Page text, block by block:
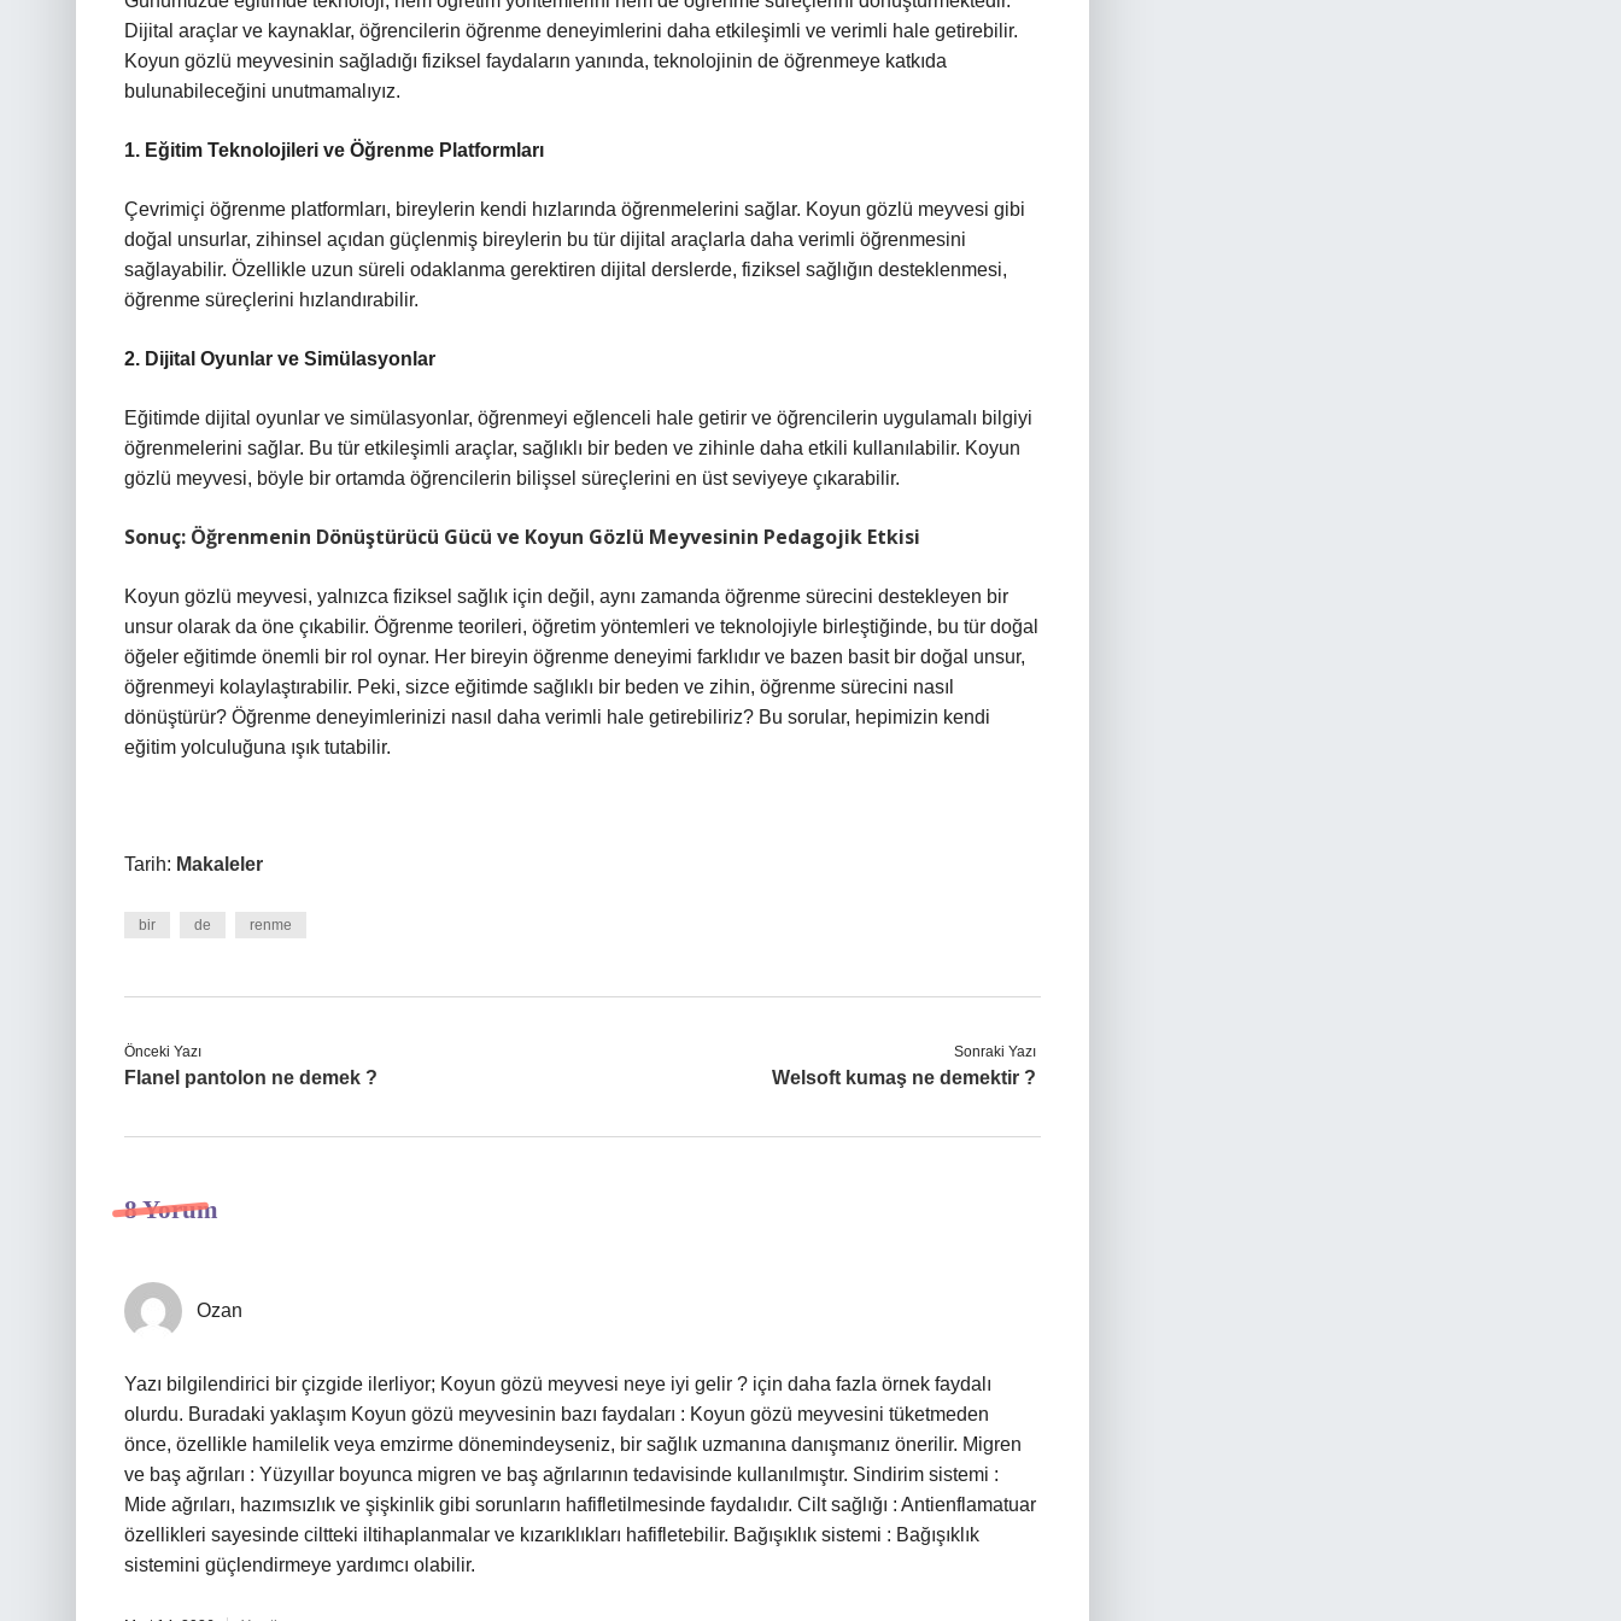
Dijital araçlar ve kaynaklar, öğrencilerin öğrenme deneyimlerini daha etkileşimli ve verimli hale getirebilir.
Koyun gözlü meyvesinin sağladığı fiziksel faydaların yanında, teknolojinin de öğrenmeye katkıda
bulunabileceğini unutmamalıyız.
1. Eğitim Teknolojileri ve Öğrenme Platformları
Çevrimiçi öğrenme platformları, bireylerin kendi hızlarında öğrenmelerini sağlar. Koyun gözlü meyvesi gibi
doğal unsurlar, zihinsel açıdan güçlenmiş bireylerin bu tür dijital araçlarla daha verimli öğrenmesini
sağlayabilir. Özellikle uzun süreli odaklanma gerektiren dijital derslerde, fiziksel sağlığın desteklenmesi,
öğrenme süreçlerini hızlandırabilir.
2. Dijital Oyunlar ve Simülasyonlar
Eğitimde dijital oyunlar ve simülasyonlar, öğrenmeyi eğlenceli hale getirir ve öğrencilerin uygulamalı bilgiyi
öğrenmelerini sağlar. Bu tür etkileşimli araçlar, sağlıklı bir beden ve zihinle daha etkili kullanılabilir. Koyun
gözlü meyvesi, böyle bir ortamda öğrencilerin bilişsel süreçlerini en üst seviyeye çıkarabilir.
Sonuç: Öğrenmenin Dönüştürücü Gücü ve Koyun Gözlü Meyvesinin Pedagojik Etkisi
Koyun gözlü meyvesi, yalnızca fiziksel sağlık için değil, aynı zamanda öğrenme sürecini destekleyen bir
unsur olarak da öne çıkabilir. Öğrenme teorileri, öğretim yöntemleri ve teknolojiyle birleştiğinde, bu tür doğal
öğeler eğitimde önemli bir rol oynar. Her bireyin öğrenme deneyimi farklıdır ve bazen basit bir doğal unsur,
öğrenmeyi kolaylaştırabilir. Peki, sizce eğitimde sağlıklı bir beden ve zihin, öğrenme sürecini nasıl
dönüştürür? Öğrenme deneyimlerinizi nasıl daha verimli hale getirebiliriz? Bu sorular, hepimizin kendi
eğitim yolculuğuna ışık tutabilir.
Tarih: Makaleler
bir de renme
Önceki Yazı
Flanel pantolon ne demek ?
Sonraki Yazı
Welsoft kumaş ne demektir ?
8 Yorum
Ozan
Yazı bilgilendirici bir çizgide ilerliyor; Koyun gözü meyvesi neye iyi gelir ? için daha fazla örnek faydalı
olurdu. Buradaki yaklaşım Koyun gözü meyvesinin bazı faydaları : Koyun gözü meyvesini tüketmeden
önce, özellikle hamilelik veya emzirme dönemindeyseniz, bir sağlık uzmanına danışmanız önerilir. Migren
ve baş ağrıları : Yüzyıllar boyunca migren ve baş ağrılarının tedavisinde kullanılmıştır. Sindirim sistemi :
Mide ağrıları, hazımsızlık ve şişkinlik gibi sorunların hafifletilmesinde faydalıdır. Cilt sağlığı : Antienflamatuar
özellikleri sayesinde ciltteki iltihaplanmalar ve kızarıklıkları hafifletebilir. Bağışıklık sistemi : Bağışıklık
sistemini güçlendirmeye yardımcı olabilir.